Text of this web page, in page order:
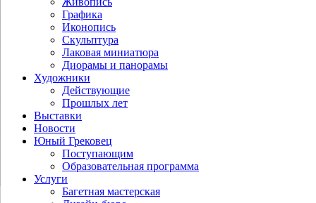
Графика
Иконопись
Скульптура
Лаковая миниатюра
Диорамы и панорамы
Художники
Действующие
Прошлых лет
Выставки
Новости
Юный Грековец
Поступающим
Образовательная программа
Услуги
Багетная мастерская